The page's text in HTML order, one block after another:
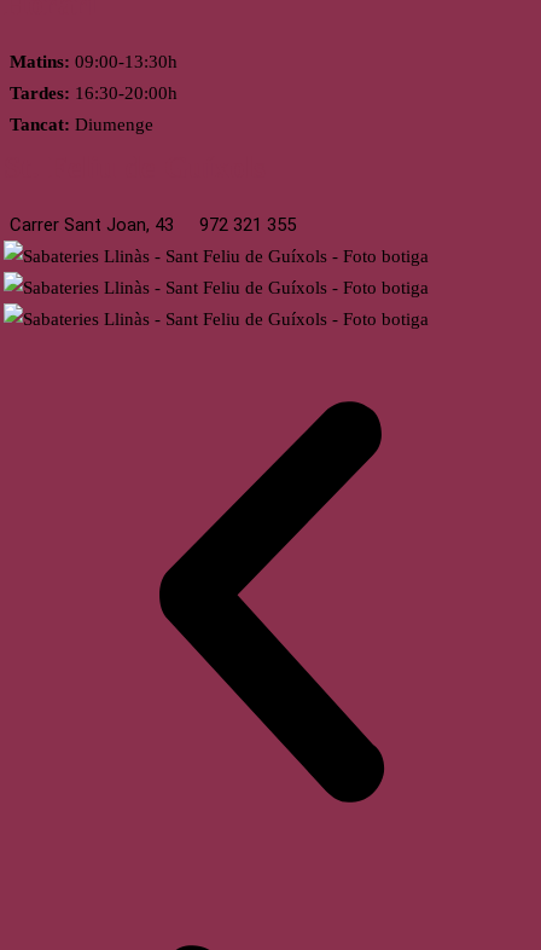
Matins: 09:00-13:30h
Tardes: 16:30-20:00h
Tancat: Diumenge
Carrer Sant Joan, 43 972 321 355